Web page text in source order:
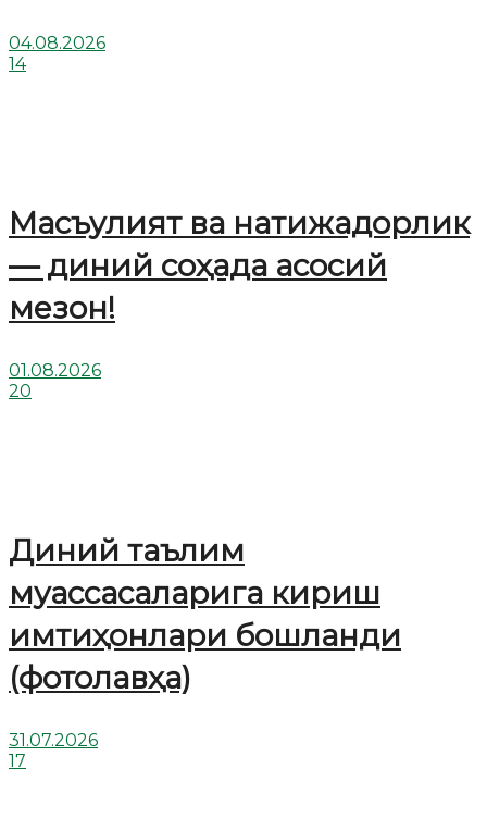
04.08.2026
14
Масъулият ва натижадорлик
— диний соҳада асосий
мезон!
01.08.2026
20
Диний таълим
муассасаларига кириш
имтиҳонлари бошланди
(фотолавҳа)
31.07.2026
17